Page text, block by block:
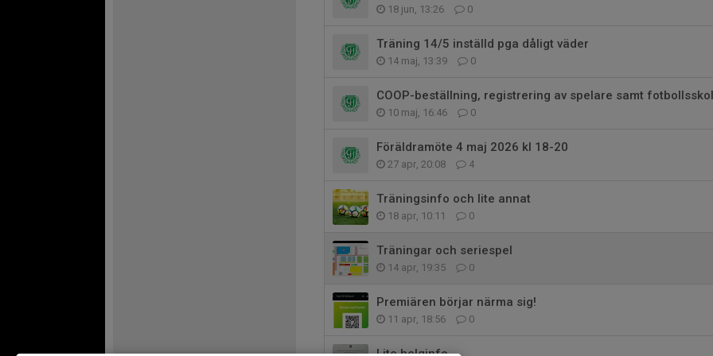
18 jun, 13:26 0
Träning 14/5 inställd pga dåligt väder
14 maj, 13:39 0
COOP-beställning, registrering av spelare samt
10 maj, 16:46 0
Föräldramöte 4 maj 2026 kl 18-20
27 apr, 20:08 4
Träningsinfo och lite annat
18 apr, 10:11 0
Träningar och seriespel
14 apr, 19:35 0
Premiären börjar närma sig!
11 apr, 18:56 0